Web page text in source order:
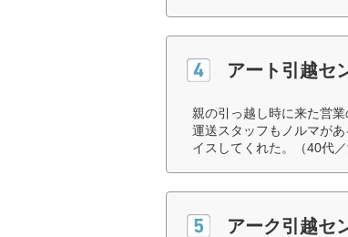
アート引越セ
親の引っ越し時に来た営
運送スタッフもノルマが
イスしてくれた。（40代／
アーク引越セ